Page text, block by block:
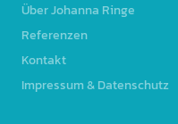
Über Johanna Ringe
Referenzen
Kontakt
Impressum & Datenschutz